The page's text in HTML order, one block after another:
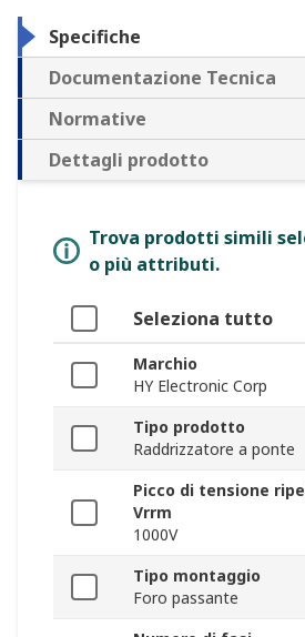
Specifiche
Documentazione Tecnica
Normative
Dettagli prodotto
Trova prodotti simili
o più attributi.
Seleziona tutto
Marchio
HY Electronic Corp
Tipo prodotto
Raddrizzatore a ponte
Picco di tensione
Vrrm
1000V
Tipo montaggio
Foro passante